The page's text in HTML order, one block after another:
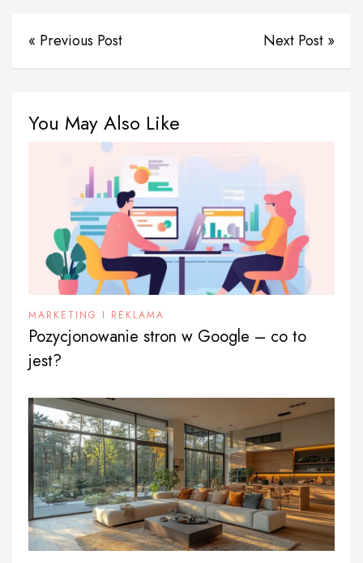
« Previous Post Next Post »
You May Also Like
MARKETING I REKLAMA
Pozycjonowanie stron w Google – co to
jest?